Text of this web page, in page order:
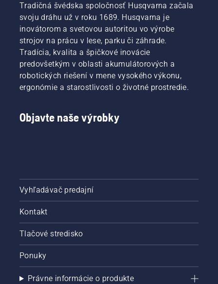
Tradičná švédska spoločnosť Husqvarna začala
svoju dráhu už v roku 1689. Husqvarna je
inovátorom a svetovou autoritou vo výrobe
strojov na prácu v lese, parku či záhrade.
Tradícia, kvalita a špičkové inovácie
predovšetkým v oblasti akumulátorových a
robotických riešení v mene vysokého výkonu,
ergonómie a starostlivosti o životné prostredie.
Objavte naše výrobky
Vyhľadávač predajní
Kontakt
Tlačové stredisko
Ponuky
Právne informácie o produkte